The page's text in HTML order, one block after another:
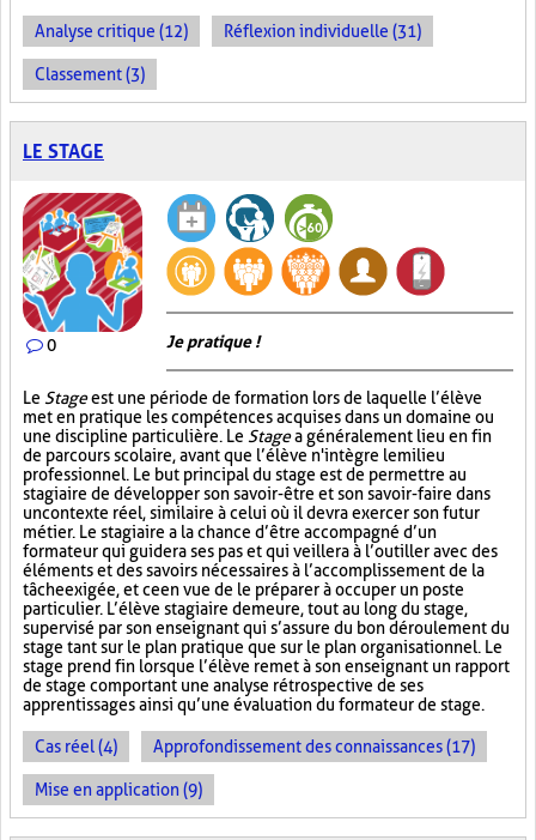
Analyse critique (12) Réflexion individuelle (31)
Classement (3)
LE STAGE
0 Je pratique !
Le Stageest une période de formation lors de laquelle l’élève
met en pratique les compétences acquises dans un domaine ou
une discipline particulière. Le Stagea généralement lieu en fin
de parcours scolaire, avant que l’élève n'intègre le milieu
professionnel. Le but principal du stage est de permettre au
stagiaire de développer son savoir-être et son savoir-faire dans
un contexte réel, similaire à celui où il devra exercer son futur
métier. Le stagiaire a la chance d’être accompagné d’un
formateur qui guidera ses pas et qui veillera à l’outiller avec des
éléments et des savoirs nécessaires à l’accomplissement de la
tâche exigée, et ce en vue de le préparer à occuper un poste
particulier. L’élève stagiaire demeure, tout au long du stage,
supervisé par son enseignant qui s’assure du bon déroulement du
stage tant sur le plan pratique que sur le plan organisationnel. Le
stage prend fin lorsque l’élève remet à son enseignant un rapport
de stage comportant une analyse rétrospective de ses
apprentissages ainsi qu’une évaluation du formateur de stage.
Cas réel (4) Approfondissement des connaissances (17)
Mise en application (9)